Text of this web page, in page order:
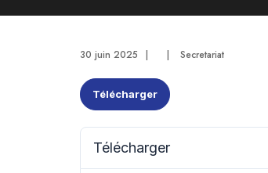
30 juin 2025 | | Secretariat
Télécharger
Télécharger